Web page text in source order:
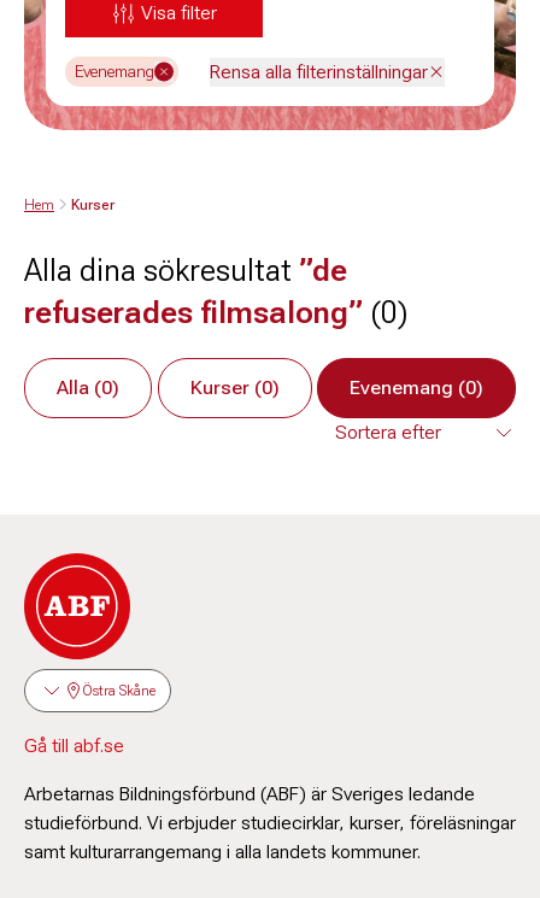
Visa filter
Evenemang Rensa alla filterinställningar
Hem Kurser
Alla dina sökresultat ”de
refuserades filmsalong” (0)
Alla (0) Kurser (0) Evenemang (0)
Östra Skåne
Gå till abf.se
Arbetarnas Bildningsförbund (ABF) är Sveriges ledande
studieförbund. Vi erbjuder studiecirklar, kurser, föreläsningar
samt kulturarrangemang i alla landets kommuner.